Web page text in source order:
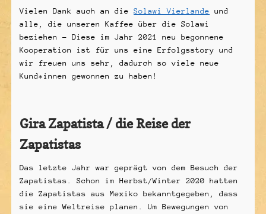
Vielen Dank auch an dieSolawi Vierlande und
alle, die unseren Kaffee über die Solawi
beziehen – Diese im Jahr 2021 neu begonnene
Kooperation ist für uns eine Erfolgsstory und
wir freuen uns sehr, dadurch so viele neue
Kund*innen gewonnen zu haben!
Gira Zapatista / die Reise der
Zapatistas
Das letzte Jahr war geprägt von dem Besuch der
Zapatistas. Schon im Herbst/Winter 2020 hatten
die Zapatistas aus Mexiko bekanntgegeben, dass
sie eine Weltreise planen. Um Bewegungen von